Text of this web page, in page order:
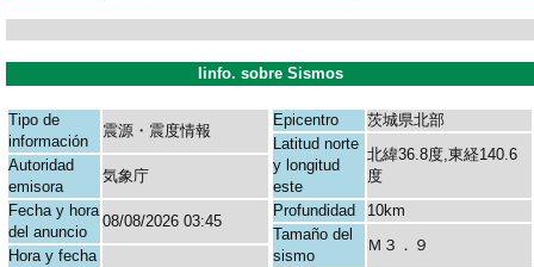
Iinfo. sobre Sismos
Tipo de
información
震源・震度情報
Autoridad
emisora
気象庁
Fecha y hora
del anuncio
08/08/2026 03:45
Hora y fecha
Epicentro
茨城県北部
Latitud norte
y longitud
este
北緯36.8度,東経140.6
度
Profundidad
10km
Tamaño del
sismo
Ｍ３．９